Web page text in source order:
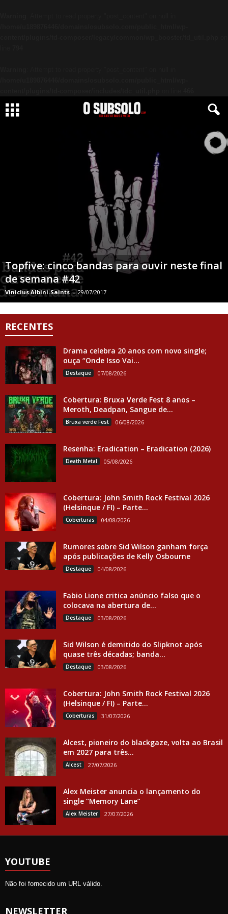
Topfive: cinco bandas para ouvir neste final
de semana #42
Vinicius Albini-Saints - 29/07/2017
RECENTES
Drama celebra 20 anos com novo single;
ouça “Onde Isso Vai...
Destaque 07/08/2026
Cobertura: Bruxa Verde Fest 8 anos –
Meroth, Deadpan, Sangue de...
Bruxa verde Fest 06/08/2026
Resenha: Eradication – Eradication (2026)
Death Metal 05/08/2026
Cobertura: John Smith Rock Festival 2026
(Helsinque / FI) – Parte...
Coberturas 04/08/2026
Rumores sobre Sid Wilson ganham força
após publicações de Kelly Osbourne
Destaque 04/08/2026
Fabio Lione critica anúncio falso que o
colocava na abertura de...
Destaque 03/08/2026
Sid Wilson é demitido do Slipknot após
quase três décadas; banda...
Destaque 03/08/2026
Cobertura: John Smith Rock Festival 2026
(Helsinque / FI) – Parte...
Coberturas 31/07/2026
Alcest, pioneiro do blackgaze, volta ao Brasil
em 2027 para três...
Alcest 27/07/2026
Alex Meister anuncia o lançamento do
single “Memory Lane”
Alex Meister 27/07/2026
YOUTUBE
Não foi fornecido um URL válido.
NEWSLETTER